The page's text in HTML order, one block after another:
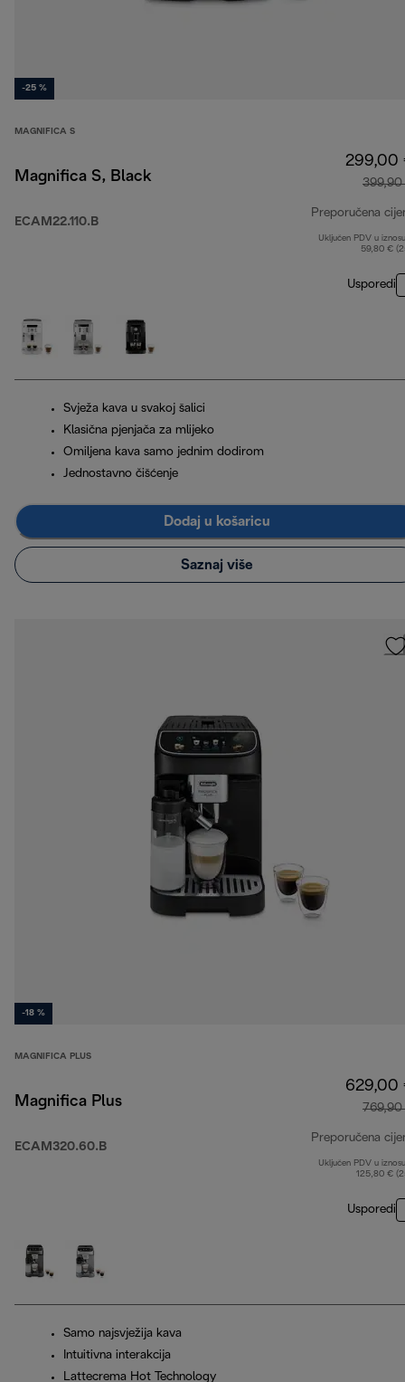
-25 %
MAGNIFICA S
Magnifica S, Black
ECAM22.110.B
299,00
Preporučena
Uključen PDV u
59,80 €
Usporedi
Svježa kava u svakoj šalici
Klasična pjenjača za mlijeko
Omiljena kava samo jednim dodirom
Jednostavno čišćenje
Dodaj u košaricu
Saznaj više
-18 %
MAGNIFICA PLUS
Magnifica Plus
ECAM320.60.B
629,00
Preporučena
Uključen PDV u
125,80 €
Usporedi
Samo najsvježija kava
Intuitivna interakcija
Lattecrema Hot Technology